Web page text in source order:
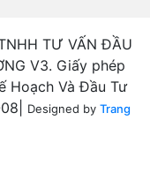
TƯ VẤN ĐẦU
V3. Giấy phép
Hoạch Và Đầu Tư
Designed by Trang